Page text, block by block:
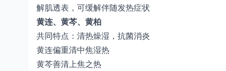
解肌透表，可缓解伴随发热症状
黄连、黄芩、黄柏
共同特点：清热燥湿，抗菌消炎
黄连偏重清中焦湿热
黄芩善清上焦之热